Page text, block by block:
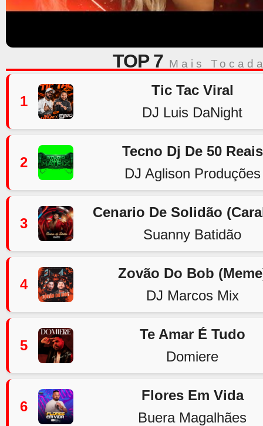
TOP 7 Mais
1
Tic Tac Viral
DJ Luis DaNight
2
Tecno Dj De 50 Reais
DJ Aglison Produções
3
Cenario De Solidão
Suanny Batidão
4
Zovão Do Bob
DJ Marcos Mix
5
Te Amar É Tudo
Domiere
6
Flores Em Vida
Buera Magalhães